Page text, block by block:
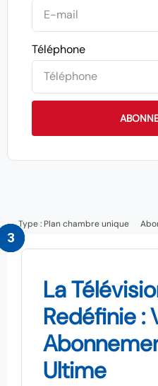
Téléphone
Type : Plan chambre unique
La
Redéfinie :
Ultime
1
2
3